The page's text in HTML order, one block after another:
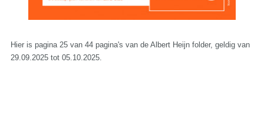
Hier is pagina 25 van 44 pagina's van de Albert Heijn folder, geldig van
29.09.2025 tot 05.10.2025.